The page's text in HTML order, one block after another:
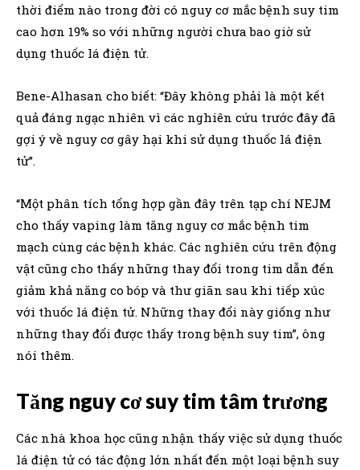
thời điểm nào trong đời có nguy cơ mắc bệnh suy tim
cao hơn 19% so với những người chưa bao giờ sử
dụng thuốc lá điện tử.
Bene-Alhasan cho biết: “Đây không phải là một kết
quả đáng ngạc nhiên vì các nghiên cứu trước đây đã
gợi ý về nguy cơ gây hại khi sử dụng thuốc lá điện
tử”.
“Một phân tích tổng hợp gần đây trên tạp chí NEJM
cho thấy vaping làm tăng nguy cơ mắc bệnh tim
mạch cùng các bệnh khác. Các nghiên cứu trên động
vật cũng cho thấy những thay đổi trong tim dẫn đến
giảm khả năng co bóp và thư giãn sau khi tiếp xúc
với thuốc lá điện tử. Những thay đổi này giống như
những thay đổi được thấy trong bệnh suy tim”, ông
nói thêm.
Tăng nguy cơ suy tim tâm trương
Các nhà khoa học cũng nhận thấy việc sử dụng thuốc
lá điện tử có tác động lớn nhất đến một loại bệnh suy